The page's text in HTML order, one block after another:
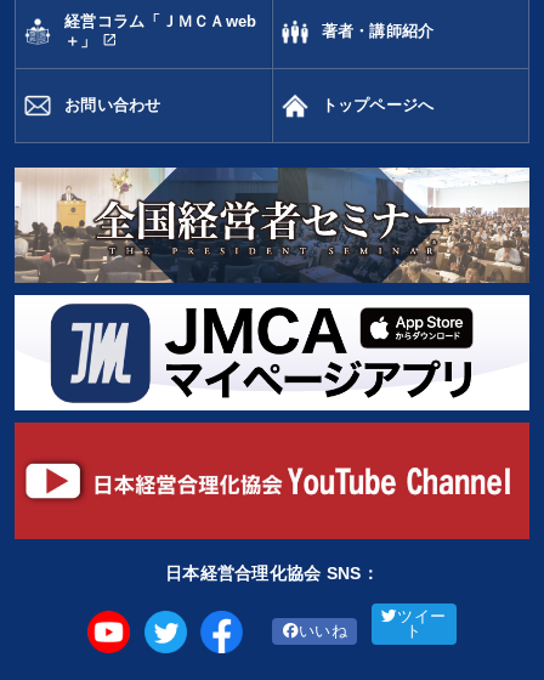
経営コラム「ＪＭＣＡweb
＋」
open_in_new
著者・講師紹介
お問い合わせ トップページへ
日本経営合理化協会 SNS：
いいね
ツイー
ト